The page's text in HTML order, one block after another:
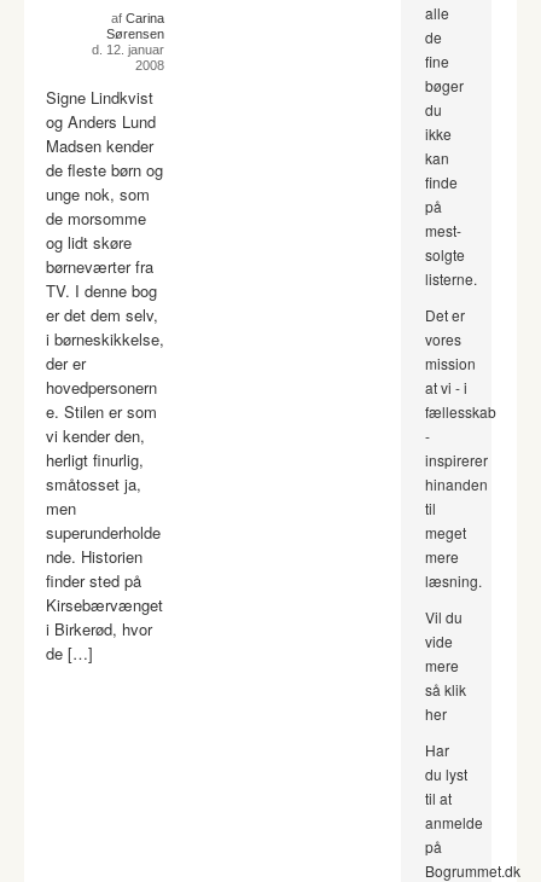
af Carina
Sørensen
d. 12. januar
2008
Signe Lindkvist
og Anders Lund
Madsen kender
de fleste børn og
unge nok, som
de morsomme
og lidt skøre
børneværter fra
TV. I denne bog
er det dem selv,
i børneskikkelse,
der er
hovedpersonern
e. Stilen er som
vi kender den,
herligt finurlig,
småtosset ja,
men
superunderholde
nde. Historien
finder sted på
Kirsebærvænget
i Birkerød, hvor
de […]
alle
de
fine
bøger
du
ikke
kan
finde
på
mest-
solgte
listerne.
Det er
vores
mission
at vi - i
fællesskab
-
inspirerer
hinanden
til
meget
mere
læsning.
Vil du
vide
mere
så klik
her
Har
du lyst
til at
anmelde
på
Bogrummet.dk